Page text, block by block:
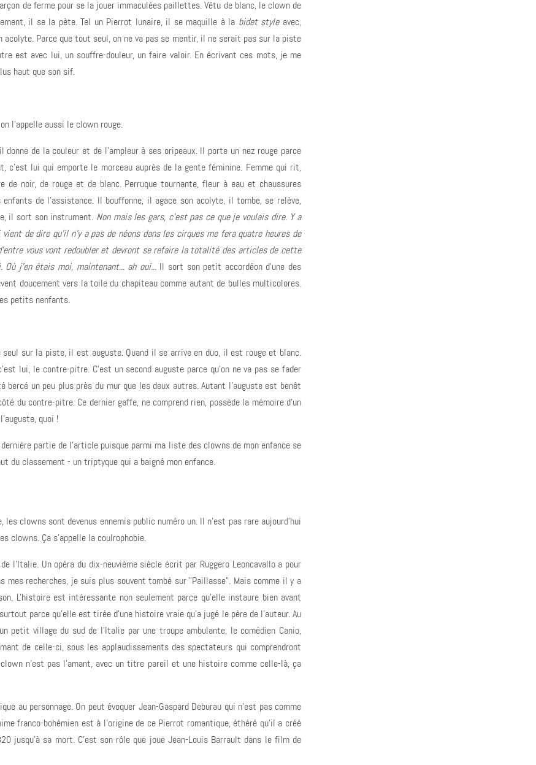
de ferme pour se la jouer immaculées paillettes. Vêtu de blanc, le clown de
il se la pète. Tel un Pierrot lunaire, il se maquille à la bidet styleavec,
acolyte. Parce que tout seul, on ne va pas se mentir, il ne serait pas sur la piste
est avec lui, un souffre-douleur, un faire valoir. En écrivant ces mots, je me
haut que son sif.
l'appelle aussi le clown rouge.
de la couleur et de l'ampleur à ses oripeaux. Il porte un nez rouge parce
c'est lui qui emporte le morceau auprès de la gente féminine. Femme qui rit,
noir, de rouge et de blanc. Perruque tournante, fleur à eau et chaussures
de l'assistance. Il bouffonne, il agace son acolyte, il tombe, se relève,
il sort son instrument. Non mais les gars, c'est pas ce que je voulais dire. Y a
de dire qu'il n'y a pas de néons dans les cirques me fera quatre heures de
vous vont redoubler et devront se refaire la totalité des articles de cette
j'en étais moi, maintenant... ah oui...Il sort son petit accordéon d'une des
doucement vers la toile du chapiteau comme autant de bulles multicolores.
petits nenfants.
sur la piste, il est auguste. Quand il se arrive en duo, il est rouge et blanc.
lui, le contre-pitre. C'est un second auguste parce qu'on ne va pas se fader
un peu plus près du mur que les deux autres. Autant l'auguste est benêt
du contre-pitre. Ce dernier gaffe, ne comprend rien, possède la mémoire d'un
quoi !
partie de l'article puisque parmi ma liste des clowns de mon enfance se
du classement - un triptyque qui a baigné mon enfance.
clowns sont devenus ennemis public numéro un. Il n'est pas rare aujourd'hui
clowns. Ça s'appelle la coulrophobie.
l'Italie. Un opéra du dix-neuvième siècle écrit par Ruggero Leoncavallo a pour
recherches, je suis plus souvent tombé sur "Paillasse". Mais comme il y a
L'histoire est intéressante non seulement parce qu'elle instaure bien avant
parce qu'elle est tirée d'une histoire vraie qu'a jugé le père de l'auteur. Au
petit village du sud de l'Italie par une troupe ambulante, le comédien Canio,
de celle-ci, sous les applaudissements des spectateurs qui comprendront
n'est pas l'amant, avec un titre pareil et une histoire comme celle-là, ça
au personnage. On peut évoquer Jean-Gaspard Deburau qui n'est pas comme
franco-bohémien est à l'origine de ce Pierrot romantique, éthéré qu'il a créé
jusqu'à sa mort. C'est son rôle que joue Jean-Louis Barrault dans le film de